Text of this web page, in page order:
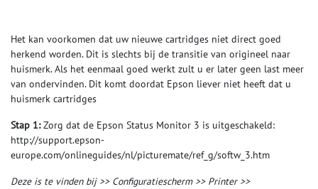
Het kan voorkomen dat uw nieuwe cartridges niet direct goed
herkend worden. Dit is slechts bij de transitie van origineel naar
huismerk. Als het eenmaal goed werkt zult u er later geen last meer
van ondervinden. Dit komt doordat Epson liever niet heeft dat u
huismerk cartridges
Stap 1:Zorg dat de Epson Status Monitor 3 is uitgeschakeld:
http://support.epson-
europe.com/onlineguides/nl/picturemate/ref_g/softw_3.htm
Deze is te vinden bij >> Configuratiescherm >> Printer >>